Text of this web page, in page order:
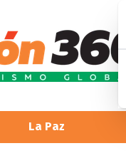
La Paz